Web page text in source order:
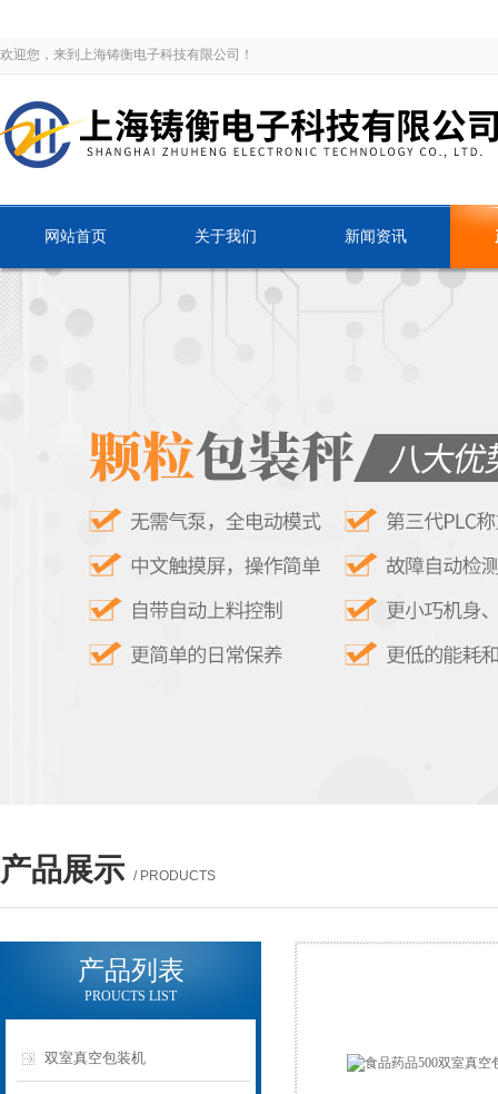
欢迎您，来到上海铸衡电子科技有限公司！
网站首页 关于我们 新闻资讯
产品展示 / PRODUCTS
产品列表
PROUCTS LIST
双室真空包装机